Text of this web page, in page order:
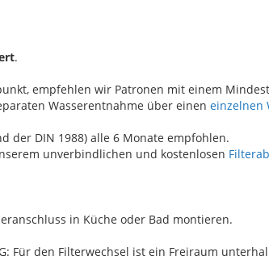
.
empfehlen wir Patronen mit einem
Wasserentnahme über einen einzelnen
der DIN 1988) alle 6 Monate empfohlen.
unverbindlichen und kostenlosen
in Küche oder Bad montieren.
Für den Filterwechsel ist ein Freiraum